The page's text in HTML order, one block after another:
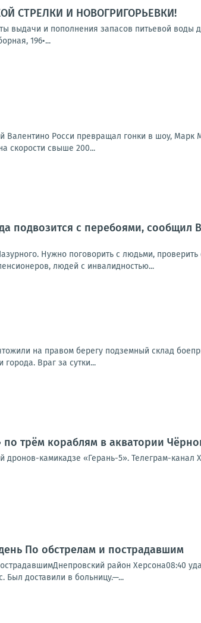
СТРЕЛКИ И НОВОГРИГОРЬЕВКИ!
выдачи и пополнения запасов питьевой воды
196•...
Валентино Росси превращал гонки в шоу, Марк
скорости свыше 200...
подвозится с перебоями, сообщил
Нужно поговорить с людьми,
людей с инвалидностью...
на правом берегу подземный склад
Враг за сутки...
трём кораблям в акватории
камикадзе «Герань-5». Телеграм-канал
По обстрелам и пострадавшим
район Херсона08:40
Был доставили в больницу.—...